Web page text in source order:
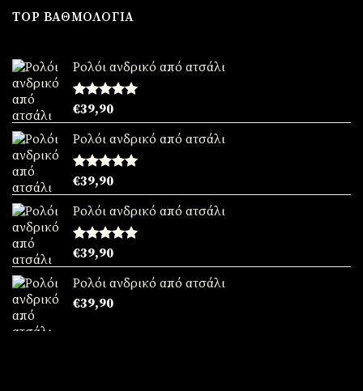
€49,90.
TOP ΒΑΘΜΟΛΟΓΊΑ
Ρολόι ανδρικό από ατσάλι
Βαθμολογήθηκε
με5.00
από 5
€39,90
Ρολόι ανδρικό από ατσάλι
Βαθμολογήθηκε
με5.00
από 5
€39,90
Ρολόι ανδρικό από ατσάλι
Βαθμολογήθηκε
με5.00
από 5
€39,90
Ρολόι ανδρικό από ατσάλι
€39,90